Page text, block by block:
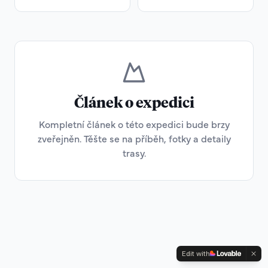
Článek o expedici
Kompletní článek o této expedici bude brzy
zveřejněn. Těšte se na příběh, fotky a detaily
trasy.
Edit with